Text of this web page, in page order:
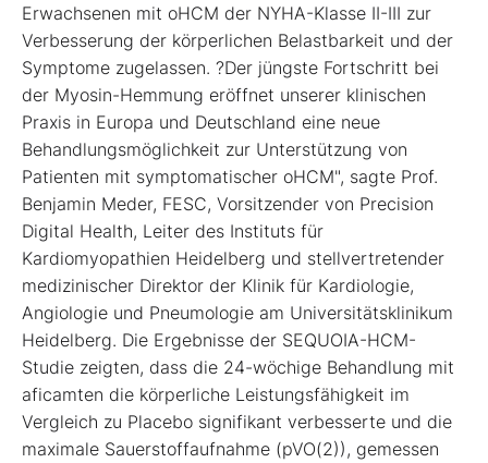
Erwachsenen mit oHCM der NYHA-Klasse II-III zur
Verbesserung der körperlichen Belastbarkeit und der
Symptome zugelassen. ?Der jüngste Fortschritt bei
der Myosin-Hemmung eröffnet unserer klinischen
Praxis in Europa und Deutschland eine neue
Behandlungsmöglichkeit zur Unterstützung von
Patienten mit symptomatischer oHCM", sagte Prof.
Benjamin Meder, FESC, Vorsitzender von Precision
Digital Health, Leiter des Instituts für
Kardiomyopathien Heidelberg und stellvertretender
medizinischer Direktor der Klinik für Kardiologie,
Angiologie und Pneumologie am Universitätsklinikum
Heidelberg. Die Ergebnisse der SEQUOIA-HCM-
Studie zeigten, dass die 24-wöchige Behandlung mit
aficamten die körperliche Leistungsfähigkeit im
Vergleich zu Placebo signifikant verbesserte und die
maximale Sauerstoffaufnahme (pVO(2)), gemessen